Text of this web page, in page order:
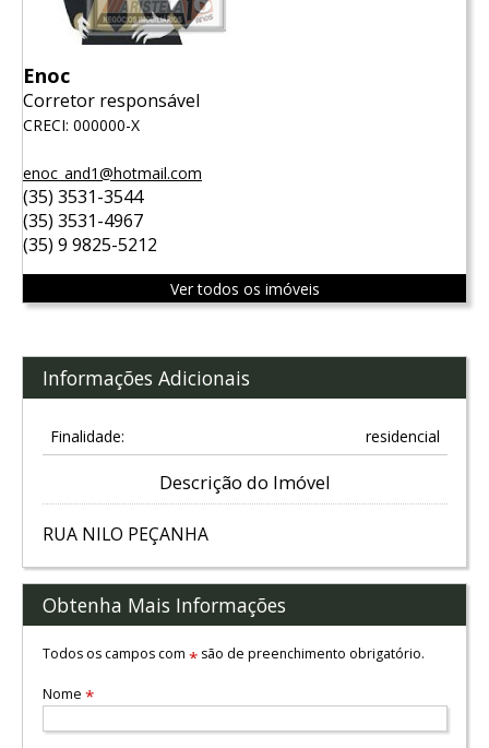
Enoc
Corretor responsável
CRECI: 000000-X
enoc_and1@hotmail.com
(35) 3531-3544
(35) 3531-4967
(35) 9 9825-5212
Ver todos os imóveis
Informações Adicionais
Finalidade: residencial
Descrição do Imóvel
RUA NILO PEÇANHA
Obtenha Mais Informações
Todos os campos com *são de preenchimento obrigatório.
Nome *